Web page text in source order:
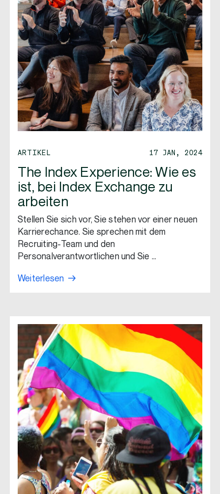
ARTIKEL 17 JAN, 2024
The Index Experience: Wie es
ist, bei Index Exchange zu
arbeiten
Stellen Sie sich vor, Sie stehen vor einer neuen
Karrierechance. Sie sprechen mit dem
Recruiting-Team und den
Personalverantwortlichen und Sie …
Weiterlesen